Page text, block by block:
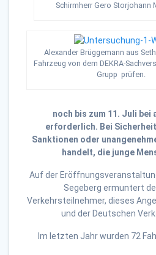
Schirmherr Gero Storjohann
Alexander Brüggemann aus
Fahrzeug von dem DEKRA-
Grupp prüfen.
noch bis zum 11. Juli bei
erforderlich. Bei
Sanktionen oder
handelt, die junge
Auf der
Segeberg ermuntert
Verkehrsteilnehmer, dieses
und der Deutschen
Im letzten Jahr wurden 72